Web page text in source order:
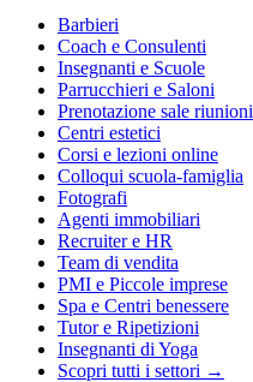
Barbieri
Coach e Consulenti
Insegnanti e Scuole
Parrucchieri e Saloni
Prenotazione sale riunioni
Centri estetici
Corsi e lezioni online
Colloqui scuola-famiglia
Fotografi
Agenti immobiliari
Recruiter e HR
Team di vendita
PMI e Piccole imprese
Spa e Centri benessere
Tutor e Ripetizioni
Insegnanti di Yoga
Scopri tutti i settori →